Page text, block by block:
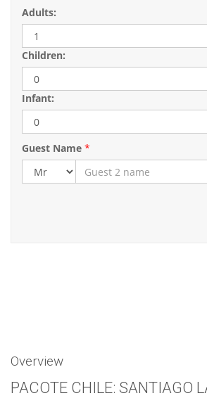
Adults:
Children:
Infant:
Guest Name *
Overview
PACOTE CHILE: SANTIAGO